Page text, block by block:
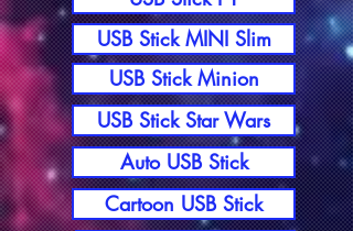
USB Stick MINI Slim
USB Stick Minion
USB Stick Star Wars
Auto USB Stick
Cartoon USB Stick